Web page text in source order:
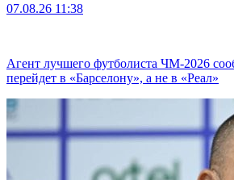
07.08.26 11:38
Агент лучшего футболиста ЧМ-2026
перейдет в «Барселону», а не в «Реал»